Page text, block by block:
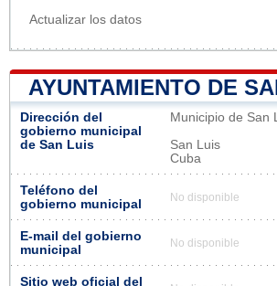
Actualizar los datos
AYUNTAMIENTO DE
Dirección del
gobierno municipal
de San Luis
Municipio de San
San Luis
Cuba
Teléfono del
gobierno municipal
No disponible
E-mail del gobierno
municipal
No disponible
Sitio web oficial del